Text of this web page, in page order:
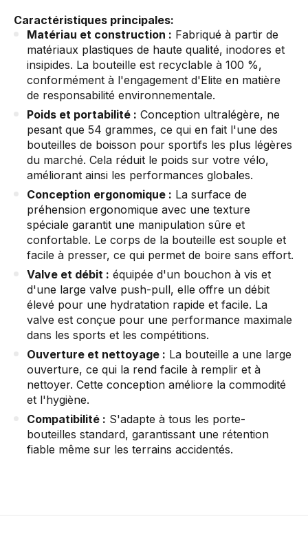
Caractéristiques principales:
Matériau et construction : Fabriqué à partir de
matériaux plastiques de haute qualité, inodores et
insipides. La bouteille est recyclable à 100 %,
conformément à l'engagement d'Elite en matière
de responsabilité environnementale.
Poids et portabilité : Conception ultralégère, ne
pesant que 54 grammes, ce qui en fait l'une des
bouteilles de boisson pour sportifs les plus légères
du marché. Cela réduit le poids sur votre vélo,
améliorant ainsi les performances globales.
Conception ergonomique : La surface de
préhension ergonomique avec une texture
spéciale garantit une manipulation sûre et
confortable. Le corps de la bouteille est souple et
facile à presser, ce qui permet de boire sans effort.
Valve et débit : équipée d'un bouchon à vis et
d'une large valve push-pull, elle offre un débit
élevé pour une hydratation rapide et facile. La
valve est conçue pour une performance maximale
dans les sports et les compétitions.
Ouverture et nettoyage : La bouteille a une large
ouverture, ce qui la rend facile à remplir et à
nettoyer. Cette conception améliore la commodité
et l'hygiène.
Compatibilité : S'adapte à tous les porte-
bouteilles standard, garantissant une rétention
fiable même sur les terrains accidentés.